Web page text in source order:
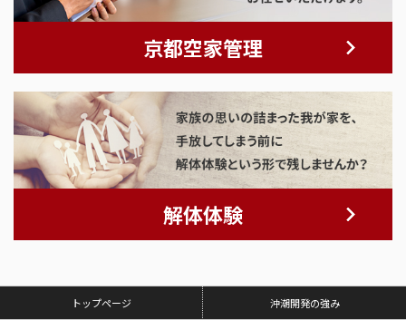
京都空家管理
解体体験
トップページ 沖潮開発の強み